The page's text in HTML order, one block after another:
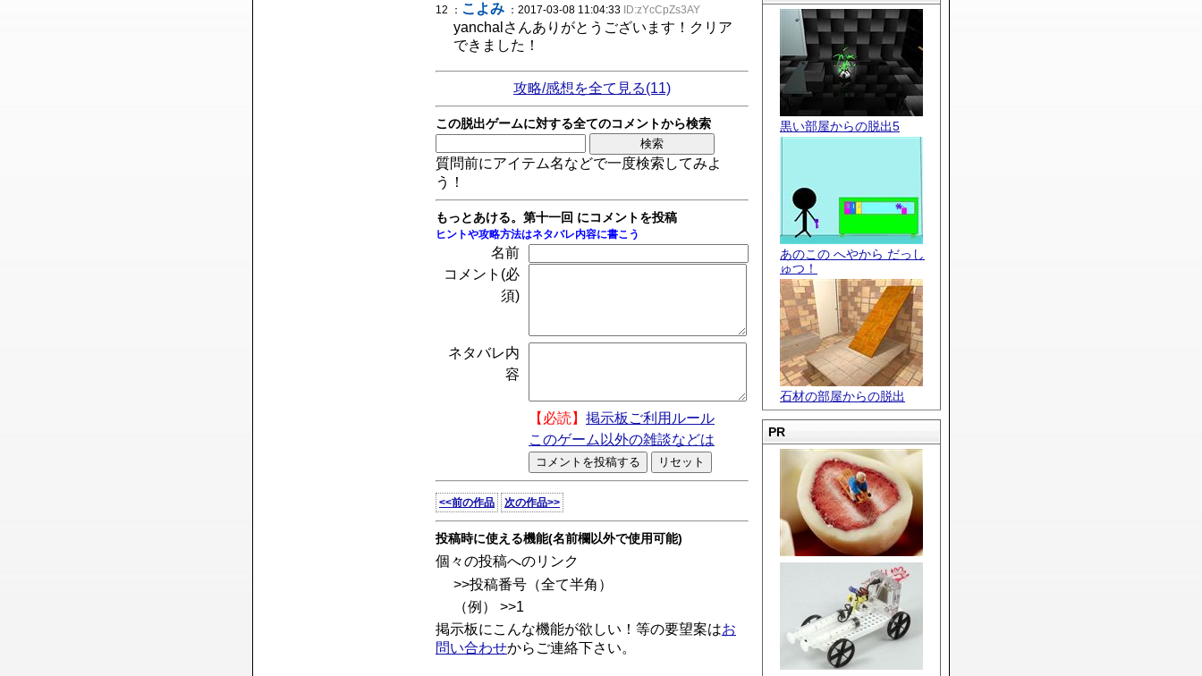
黒い部屋からの脱出5
あのこの へやから だっし
ゅつ！
石材の部屋からの脱出
PR
12 ： こよみ ：2017-03-08 11:04:33 ID:zYcCpZs3AY
yanchalさんありがとうございます！クリア
できました！
攻略/感想を全て見る(11)
この脱出ゲームに対する全てのコメントから検索
質問前にアイテム名などで一度検索してみよ
う！
もっとあける。第十一回 にコメントを投稿
ヒントや攻略方法はネタバレ内容に書こう
名前
コメント(必
須)
ネタバレ内
容
【必読】 掲示板ご利用ルール
このゲーム以外の雑談などは
<<前の作品 次の作品>>
投稿時に使える機能(名前欄以外で使用可能)
個々の投稿へのリンク
>>投稿番号（全て半角）
（例） >>1
掲示板にこんな機能が欲しい！等の要望案はお
問い合わせからご連絡下さい。